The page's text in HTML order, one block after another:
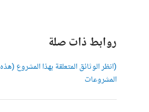
روابط ذات صلة
(انظر الوثائق المتعلقة بهذا المشروع (هذه
المشروعات